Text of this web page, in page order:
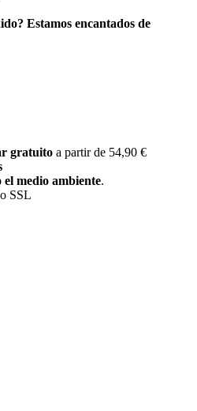
Estamos encantados de
gratuito a partir de 54,90 €
el medio ambiente.
SSL